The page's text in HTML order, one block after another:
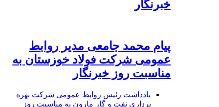
خبرنگار
پیام محمد جامعی مدیر روابط
عمومی شرکت فولاد خوزستان به
مناسبت روز خبرنگار
یادداشت رئیس روابط عمومی شرکت بهره
برداری نفت و گاز مارون به مناسبت روز